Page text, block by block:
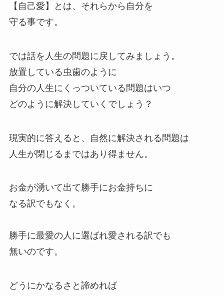
【自己愛】とは、それらから自分を
守る事です。
では話を人生の問題に戻してみましょう。
放置している虫歯のように
自分の人生にくっついている問題はいつ
どのように解決していくでしょう？
現実的に答えると、自然に解決される問題は
人生が閉じるまではあり得ません。
お金が湧いて出て勝手にお金持ちに
なる訳でもなく。
勝手に最愛の人に選ばれ愛される訳でも
無いのです。
どうにかなるさと諦めれば